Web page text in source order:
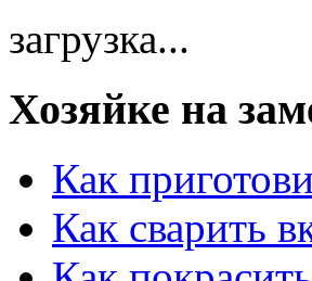
загрузка...
Хозяйке на
Как
Как сварить